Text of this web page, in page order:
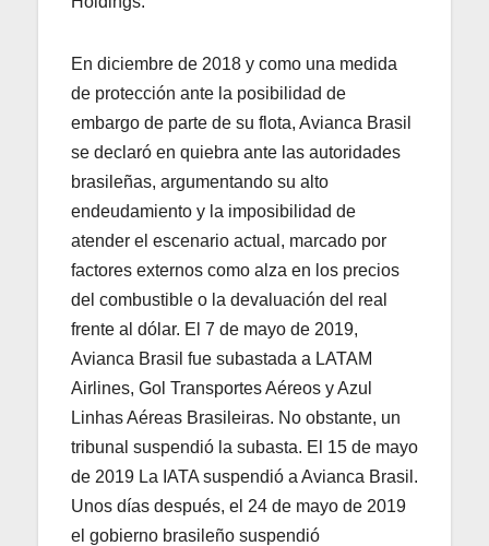
En diciembre de 2018 y como una medida
de protección ante la posibilidad de
embargo de parte de su flota, Avianca Brasil
se declaró en quiebra ante las autoridades
brasileñas, argumentando su alto
endeudamiento y la imposibilidad de
atender el escenario actual, marcado por
factores externos como alza en los precios
del combustible o la devaluación del real
frente al dólar. El 7 de mayo de 2019,
Avianca Brasil fue subastada a LATAM
Airlines, Gol Transportes Aéreos y Azul
Linhas Aéreas Brasileiras. No obstante, un
tribunal suspendió la subasta. El 15 de mayo
de 2019 La IATA suspendió a Avianca Brasil.
Unos días después, el 24 de mayo de 2019
el gobierno brasileño suspendió